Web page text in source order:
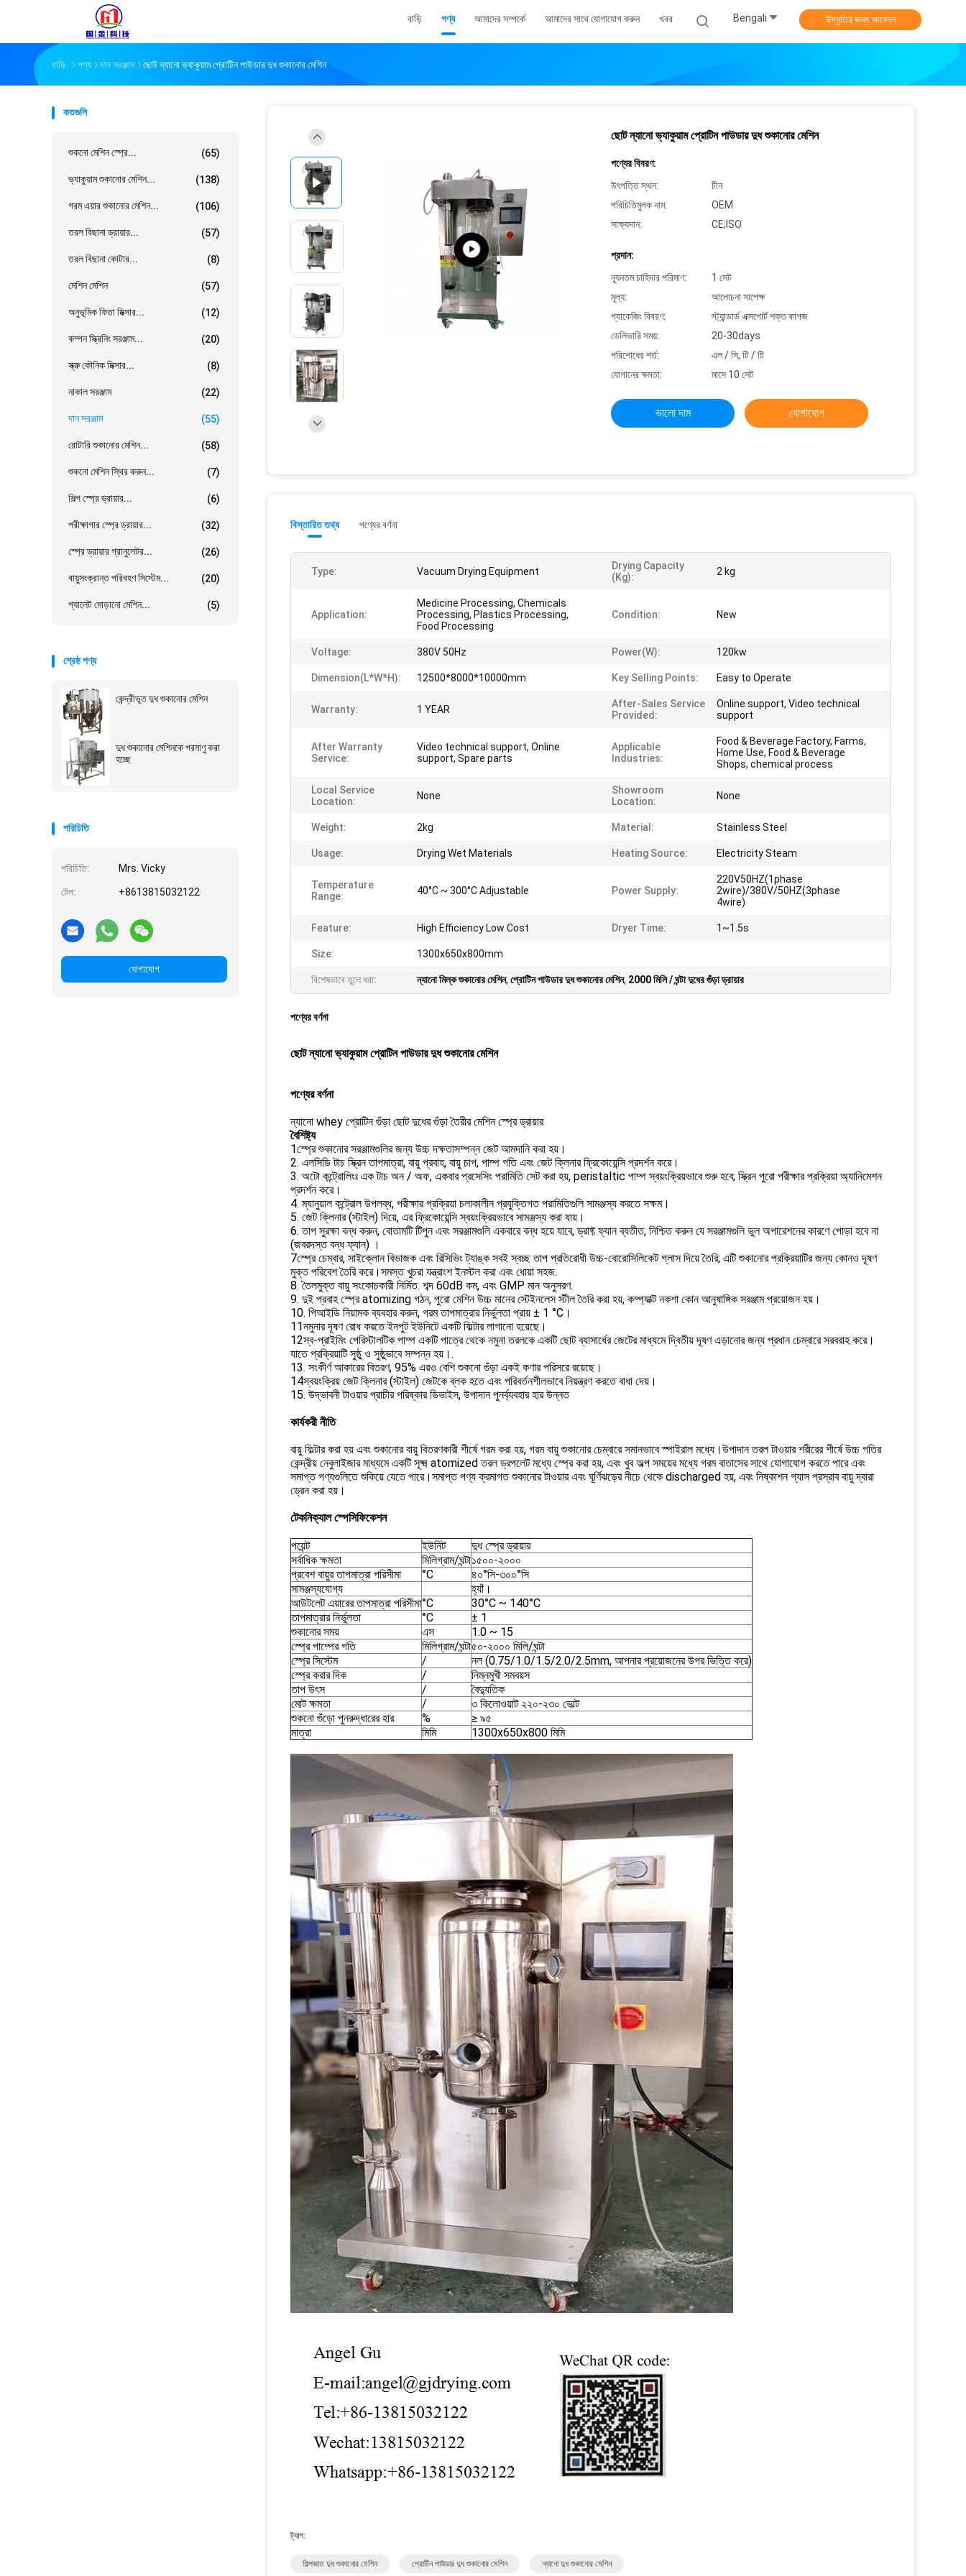
বাড়ি পণ্য আমাদের সম্পর্কে আমাদের সাথে যোগাযোগ করুন খবর Bengali উদ্ধৃতির জন্য আবেদন
বাড়ি পণ্য দান সরঞ্জাম ছোট ন্যানো ভ্যাকুয়াম প্রোটিন পাউডার দুধ শুকানোর মেশিন
কতগুলি
শুকনো মেশিন স্প্রে... (65)
ভ্যাকুয়াম শুকানোর মেশিন... (138)
গরম এয়ার শুকানোর মেশিন... (106)
তরল বিছানা ড্রায়ার... (57)
তরল বিছানা কোটার... (8)
মেশিন মেশিন (57)
অনুভূমিক ফিতা মিক্সার... (12)
কম্পন স্ক্রিনিং সরঞ্জাম... (20)
স্ক্রু কৌনিক মিক্সার... (8)
নাকাল সরঞ্জাম (22)
দান সরঞ্জাম (55)
রোটারি শুকানোর মেশিন... (58)
শুকনো মেশিন স্থির করুন... (7)
শিল্প স্প্রে ড্রায়ার... (6)
পরীক্ষাগার স্প্রে ড্রায়ার... (32)
স্প্রে ড্রায়ার গ্রানুলেটর... (26)
বায়ুসংক্রান্ত পরিবহণ সিস্টেম... (20)
প্যালেট মোড়ানো মেশিন... (5)
শ্রেষ্ঠ পণ্য
কেন্দ্রীভূত দুধ শুকানোর মেশিন
দুধ শুকানোর মেশিনকে পরমাণু করা
হচ্ছে
পরিচিতি
পরিচিতি: Mrs. Vicky
টেল: +8613815032122
যোগাযোগ
ছোট ন্যানো ভ্যাকুয়াম প্রোটিন পাউডার দুধ শুকানোর মেশিন
পণ্যের বিবরণ:
উৎপত্তি স্থল:
চীন
পরিচিতিমুলক নাম:
OEM
সাক্ষ্যদান:
CE;ISO
প্রদান:
ন্যূনতম চাহিদার পরিমাণ:
1 সেট
মূল্য:
আলোচনা সাপেক্ষ
প্যাকেজিং বিবরণ:
স্ট্যান্ডার্ড এক্সপোর্ট শক্ত কাগজ
ডেলিভারি সময়:
20-30days
পরিশোধের শর্ত:
এল / সি, টি / টি
যোগানের ক্ষমতা:
মাসে 10 সেট
ভালো দাম যোগাযোগ
বিস্তারিত তথ্য পণ্যের বর্ণনা
Type: Vacuum Drying Equipment
Drying Capacity
(kg):
2 kg
Application:
Medicine Processing, Chemicals
Processing, Plastics Processing,
Food Processing
Condition: New
Voltage: 380V 50Hz Power(W): 120kw
Dimension(L*W*H): 12500*8000*10000mm Key Selling Points: Easy to Operate
Warranty: 1 YEAR
After-Sales Service
Provided:
Online support, Video technical
support
After Warranty
Service:
Video technical support, Online
support, Spare parts
Applicable
Industries:
Food & Beverage Factory, Farms,
Home Use, Food & Beverage
Shops, chemical process
Local Service
Location:
None
Showroom
Location:
None
Weight: 2kg Material: Stainless Steel
Usage: Drying Wet Materials Heating Source: Electricity Steam
Temperature
Range:
40°C ~ 300°C Adjustable Power Supply:
220V50HZ(1phase
2wire)/380V/50HZ(3phase
4wire)
Feature: High Efficiency Low Cost Dryer Time: 1~1.5s
Size: 1300x650x800mm
বিশেষভাবে তুলে ধরা: ন্যানো মিল্ক শুকানোর মেশিন, প্রোটিন পাউডার দুধ শুকানোর মেশিন, 2000 মিলি / ঘন্টা দুধের গুঁড়া ড্রায়ার
পণ্যের বর্ণনা
ছোট ন্যানো ভ্যাকুয়াম প্রোটিন পাউডার দুধ শুকানোর মেশিন
পণ্যের বর্ণনা
ন্যানো whey প্রোটিন গুঁড়া ছোট দুধের গুঁড়া তৈরীর মেশিন স্প্রে ড্রায়ার
বৈশিষ্ট্য
1স্প্রে শুকানোর সরঞ্জামগুলির জন্য উচ্চ দক্ষতাসম্পন্ন জেট আমদানি করা হয়।
2. এলসিডি টাচ স্ক্রিন তাপমাত্রা, বায়ু প্রবাহ, বায়ু চাপ, পাম্প গতি এবং জেট ক্লিনার ফ্রিকোয়েন্সি প্রদর্শন করে।
3. অটো কন্ট্রোলিংঃ এক টাচ অন / অফ, একবার প্রসেসিং পরামিতি সেট করা হয়, peristaltic পাম্প স্বয়ংক্রিয়ভাবে শুরু হবে; স্ক্রিন পুরো পরীক্ষার প্রক্রিয়া অ্যানিমেশন
প্রদর্শন করে।
4. ম্যানুয়াল কন্ট্রোল উপলব্ধ, পরীক্ষার প্রক্রিয়া চলাকালীন প্রযুক্তিগত পরামিতিগুলি সামঞ্জস্য করতে সক্ষম।
5. জেট ক্লিনার (স্টাইল) দিয়ে, এর ফ্রিকোয়েন্সি স্বয়ংক্রিয়ভাবে সামঞ্জস্য করা যায়।
6. তাপ সুরক্ষা বন্ধ করুন, বোতামটি টিপুন এবং সরঞ্জামগুলি একবারে বন্ধ হয়ে যাবে, ড্রাফ্ট ফ্যান ব্যতীত, নিশ্চিত করুন যে সরঞ্জামগুলি ভুল অপারেশনের কারণে পোড়া হবে না
(জবরদস্ত বন্ধ ফ্যান) ।
7স্প্রে চেম্বার, সাইক্লোন বিভাজক এবং রিসিভিং ট্যাঙ্ক সবই স্বচ্ছ তাপ প্রতিরোধী উচ্চ-বোরোসিলিকেট গ্লাস দিয়ে তৈরি; এটি শুকানোর প্রক্রিয়াটির জন্য কোনও দূষণ
মুক্ত পরিবেশ তৈরি করে।সমস্ত খুচরা যন্ত্রাংশ ইনস্টল করা এবং ধোয়া সহজ.
8. তৈলমুক্ত বায়ু সংকোচকারী নির্মিত. শব্দ 60dB কম, এবং GMP মান অনুসরণ.
9. দুই প্রবাহ স্প্রে atomizing গঠন, পুরো মেশিন উচ্চ মানের স্টেইনলেস স্টীল তৈরি করা হয়, কম্প্যাক্ট নকশা কোন আনুষাঙ্গিক সরঞ্জাম প্রয়োজন হয়।
10. পিআইডি নিয়ামক ব্যবহার করুন, গরম তাপমাত্রার নির্ভুলতা প্রায় ± 1 °C।
11নমুনার দূষণ রোধ করতে ইনপুট ইউনিটে একটি ফিল্টার লাগানো হয়েছে।
12স্ব-প্রাইমিং পেরিস্টালটিক পাম্প একটি পাত্রে থেকে নমুনা তরলকে একটি ছোট ব্যাসার্ধের জেটের মাধ্যমে দ্বিতীয় দূষণ এড়ানোর জন্য প্রধান চেম্বারে সরবরাহ করে।
যাতে প্রক্রিয়াটি সুষ্ঠু ও সুষ্ঠুভাবে সম্পন্ন হয়।.
13. সংকীর্ণ আকারের বিতরণ, 95% এরও বেশি শুকনো গুঁড়া একই কণার পরিসরে রয়েছে।
14স্বয়ংক্রিয় জেট ক্লিনার (স্টাইল) জেটকে ব্লক হতে এবং পরিবর্তনশীলভাবে নিয়ন্ত্রণ করতে বাধা দেয়।
15. উদ্ভাবনী টাওয়ার প্রাচীর পরিষ্কার ডিভাইস, উপাদান পুনর্ব্যবহার হার উন্নত
কার্যকরী নীতি
বায়ু ফিল্টার করা হয় এবং শুকানোর বায়ু বিতরণকারী শীর্ষে গরম করা হয়, গরম বায়ু শুকানোর চেম্বারে সমানভাবে স্পাইরাল মধ্যে।উপাদান তরল টাওয়ার শরীরের শীর্ষে উচ্চ গতির
কেন্দ্রীয় নেবুলাইজার মাধ্যমে একটি সূক্ষ্ম atomized তরল ড্রপলেট মধ্যে স্প্রে করা হয়, এবং খুব অল্প সময়ের মধ্যে গরম বাতাসের সাথে যোগাযোগ করতে পারে এবং
সমাপ্ত পণ্যগুলিতে শুকিয়ে যেতে পারে।সমাপ্ত পণ্য ক্রমাগত শুকানোর টাওয়ার এবং ঘূর্ণিঝড়ের নীচে থেকে discharged হয়, এবং নিষ্কাশন গ্যাস প্রস্রাব বায়ু দ্বারা
ড্রেন করা হয়।
টেকনিক্যাল স্পেসিফিকেশন
পয়েন্ট ইউনিট
দুধ স্প্রে ড্রায়ার
সর্বাধিক ক্ষমতা
মিলিগ্রাম/ঘন্টা১৫০০-২০০০
প্রবেশ বায়ুর তাপমাত্রা পরিসীমা
°C
৪০°সি-৩০০°সি
সামঞ্জস্যযোগ্য
হ্যাঁ।
আউটলেট এয়ারের তাপমাত্রা পরিসীমা°C
30°C ~ 140°C
তাপমাত্রার নির্ভুলতা
°C
± 1
শুকানোর সময়
এস
1.0 ~ 15
স্প্রে পাম্পের গতি
মিলিগ্রাম/ঘন্টা৫০-২০০০ মিলি/ঘন্টা
স্প্রে সিস্টেম
/
নল (0.75/1.0/1.5/2.0/2.5mm, আপনার প্রয়োজনের উপর ভিত্তি করে)
স্প্রে করার দিক
/
নিম্নমুখী সমবয়স
তাপ উৎস
/
বৈদ্যুতিক
মোট ক্ষমতা
/
৩ কিলোওয়াট ২২০-২৩০ ভোল্ট
শুকনো গুঁড়ো পুনরুদ্ধারের হার
%
≥ ৯৫
মাত্রা
মিমি 1300x650x800 মিমি
ট্যাগ:
শিল্পজাত দুধ শুকানোর মেশিন প্রোটিন পাউডার দুধ শুকানোর মেশিন ন্যানো দুধ শুকানোর মেশিন